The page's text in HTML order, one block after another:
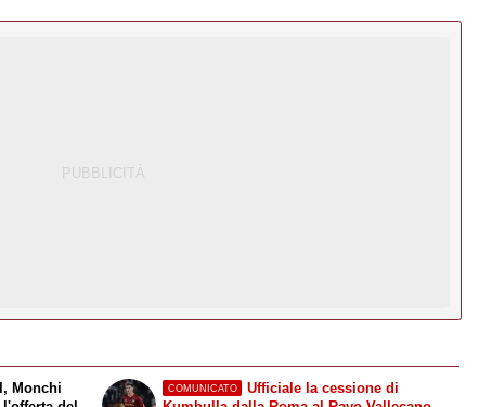
Monchi
COMUNICATO
Ufficiale la cessione di